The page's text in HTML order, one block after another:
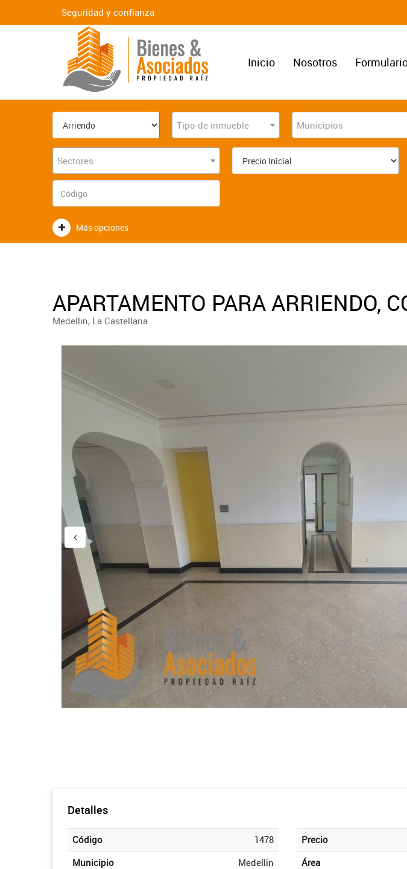
Seguridad y confianza
Inicio Nosotros
Tipo de inmueble Municipios
Sectores
Más opciones
APARTAMENTO PARA ARRIENDO,
Medellin, La Castellana
Detalles
Código
1478
Municipio
Medellin
Precio
Área